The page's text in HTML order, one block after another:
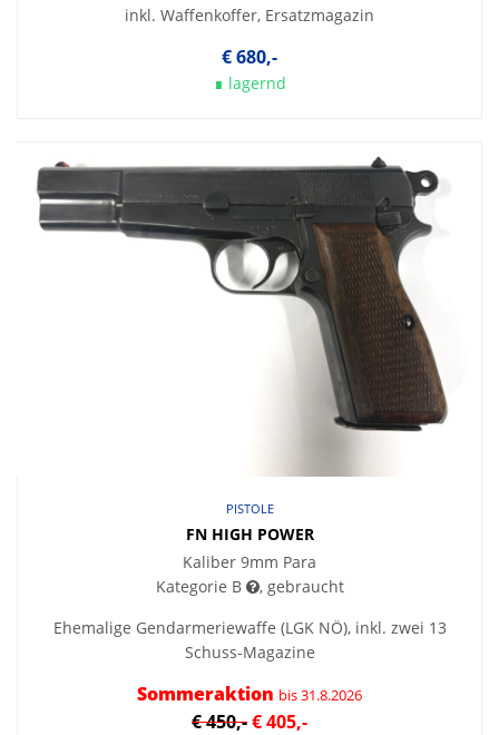
inkl. Waffenkoffer, Ersatzmagazin
€ 680,-
∎ lagernd
PISTOLE
FN HIGH POWER
Kaliber 9mm Para
Kategorie B
, gebraucht
Ehemalige Gendarmeriewaffe (LGK NÖ), inkl. zwei 13
Schuss-Magazine
Sommeraktion bis 31.8.2026
€ 450,-€ 405,-